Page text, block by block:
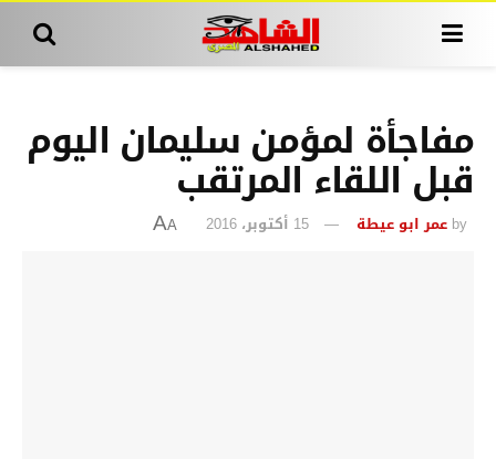
مفاجأة لمؤمن سليمان اليوم
قبل اللقاء المرتقب
by عمر ابو عيطة 15 أكتوبر، 2016 A
A